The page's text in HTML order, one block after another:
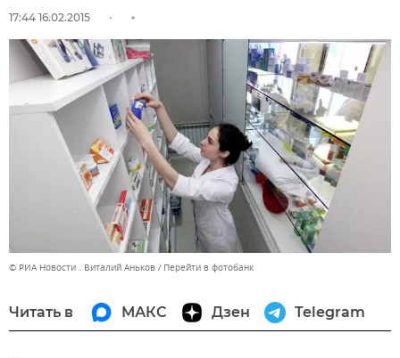
17:44 16.02.2015
© РИА Новости . Виталий Аньков Перейти в фотобанк
Читать в МАКС Дзен Telegram